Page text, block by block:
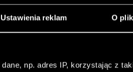
Ustawienia reklam O
np. adres IP, korzystając z
Dowiedz